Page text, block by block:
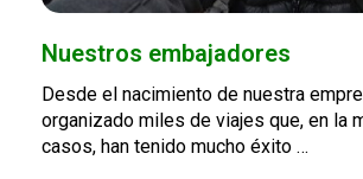
Nuestros embajadores
Desde el nacimiento de nuestra
organizado miles de viajes que, en la
casos, han tenido mucho éxito …